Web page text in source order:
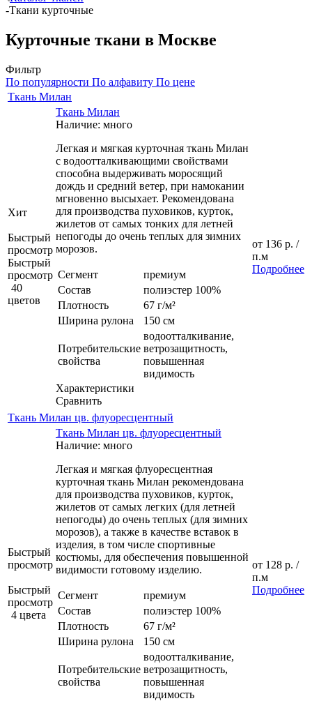
-Ткани курточные
Курточные ткани в Москве
Фильтр
По популярности По алфавиту По цене
Ткань Милан
Хит
Быстрый
просмотр
Быстрый
просмотр
40
цветов
Ткань Милан
Наличие: много
Легкая и мягкая курточная ткань Милан
с водоотталкивающими свойствами
способна выдерживать моросящий
дождь и средний ветер, при намокании
мгновенно высыхает. Рекомендована
для производства пуховиков, курток,
жилетов от самых тонких для летней
непогоды до очень теплых для зимних
морозов.
Сегмент
премиум
Состав
полиэстер 100%
Плотность
67 г/м²
Ширина рулона
150 см
Потребительские
свойства
водоотталкивание,
ветрозащитность,
повышенная
видимость
Характеристики
Сравнить
от 136 р. /
п.м
Подробнее
Ткань Милан цв. флуоресцентный
Быстрый
просмотр
Быстрый
просмотр
4 цвета
Ткань Милан цв. флуоресцентный
Наличие: много
Легкая и мягкая флуоресцентная
курточная ткань Милан рекомендована
для производства пуховиков, курток,
жилетов от самых легких (для летней
непогоды) до очень теплых (для зимних
морозов), а также в качестве вставок в
изделия, в том числе спортивные
костюмы, для обеспечения повышенной
видимости готовому изделию.
Сегмент
премиум
Состав
полиэстер 100%
Плотность
67 г/м²
Ширина рулона
150 см
Потребительские
свойства
водоотталкивание,
ветрозащитность,
повышенная
видимость
от 128 р. /
п.м
Подробнее